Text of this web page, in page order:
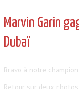
Marvin Garin
Dubaï
Bravo à notre champion!
Retour sur deux